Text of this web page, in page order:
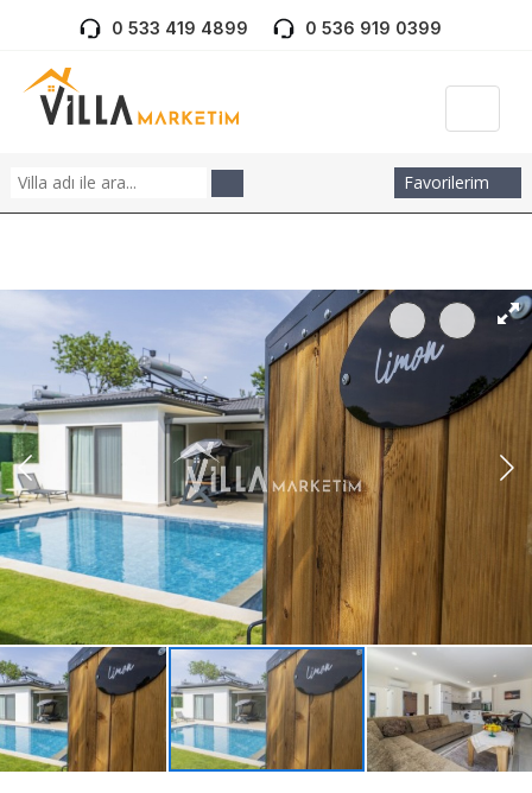
0 533 419 4899 0 536 919 0399
Favorilerim